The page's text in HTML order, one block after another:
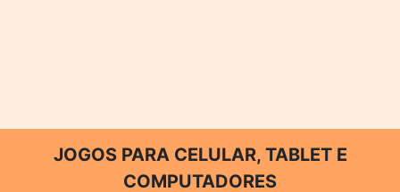
JOGOS PARA CELULAR, TABLET E
COMPUTADORES